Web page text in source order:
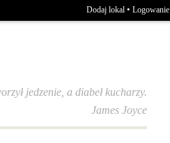
Dodaj lokal • Logowanie
jedzenie, a diabeł kucharzy.
James Joyce